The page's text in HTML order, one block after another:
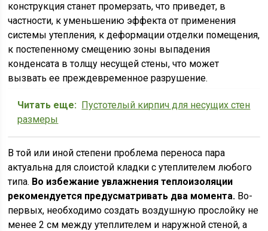
конструкция станет промерзать, что приведет, в
частности, к уменьшению эффекта от применения
системы утепления, к деформации отделки помещения,
к постепенному смещению зоны выпадения
конденсата в толщу несущей стены, что может
вызвать ее преждевременное разрушение.
Читать еще: Пустотелый кирпич для несущих стен
размеры
В той или иной степени проблема переноса пара
актуальна для слоистой кладки с утеплителем любого
типа. Во избежание увлажнения теплоизоляции
рекомендуется предусматривать два момента. Во-
первых, необходимо создать воздушную прослойку не
менее 2 см между утеплителем и наружной стеной, а